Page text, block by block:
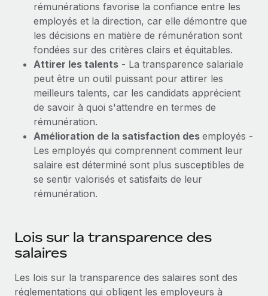
SERVICES
Demandez aux experts
Recevez des conseils d’experts sur les RH à
l’international et la conformité
Contrôles d’antécédents
Simplifiez vos processus de présélection des
candidats
Remote Watchtower
Gardez un temps d’avance sur les risques en
matière de conformité
dans le monde entier
Création d’entité
Établissez des entités rapidement et en toute
conformité
Devenir partenaire
Explorez avec nous vos opportunités de partenariat
Remote Build Bientôt disponible
Conseil en intégrations et automatisations assistées par
l’IA
ÉTUDES DE CAS
Comment Weaviate, l'as de l'IA, a développé
ses effectifs de 120 % avec Remote
Weaviate en bref Weaviate crée des infrastructures open
source et AI-first. Sa mission est...
l’international, le recrutement sans changer de
plateforme
Salle de presse
Données sur les salaires et les talents
Centre de ressources
Obtenir de l’aide
Voir toutes les ressources
BLOG
Paie multipays
EOR et PEO
Taxes
rémunérations favorise la confiance entre les
employés et la direction, car elle démontre que
les décisions en matière de rémunération sont
fondées sur des critères clairs et équitables.
Attirer les talents - La transparence salariale
peut être un outil puissant pour attirer les
meilleurs talents, car les candidats apprécient
de savoir à quoi s'attendre en termes de
rémunération.
Amélioration de la satisfaction des employés -
Les employés qui comprennent comment leur
salaire est déterminé sont plus susceptibles de
se sentir valorisés et satisfaits de leur
rémunération.
Lois sur la transparence des
salaires
Les lois sur la transparence des salaires sont des
réglementations qui obligent les employeurs à